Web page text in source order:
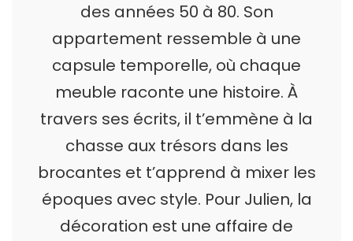
des années 50 à 80. Son
appartement ressemble à une
capsule temporelle, où chaque
meuble raconte une histoire. À
travers ses écrits, il t’emmène à la
chasse aux trésors dans les
brocantes et t’apprend à mixer les
époques avec style. Pour Julien, la
décoration est une affaire de